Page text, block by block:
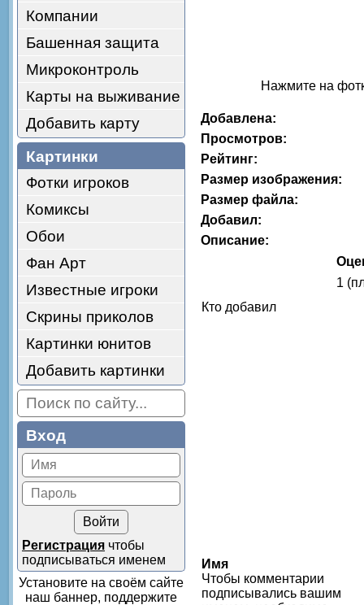
Компании
Башенная защита
Микроконтроль
Карты на выживание
Добавить карту
Картинки
Фотки игроков
Комиксы
Обои
Фан Арт
Известные игроки
Скрины приколов
Картинки юнитов
Добавить картинки
Вход
Регистрация чтобы
подписываться именем
Установите на своём сайте
наш баннер, поддержите
Нажмите на
Добавлена:
Просмотров:
Рейтинг:
Размер изображения:
Размер файла:
Добавил:
Описание:
1
Кто добавил
Имя
Чтобы комментарии
подписывались вашим